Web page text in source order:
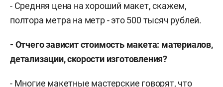
- Средняя цена на хороший макет, скажем,
полтора метра на метр - это 500 тысяч рублей.
- Отчего зависит стоимость макета: материалов,
детализации, скорости изготовления?
- Многие макетные мастерские говорят, что